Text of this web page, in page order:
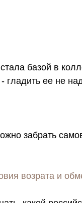
базой в
гладить ее не
забрать
возрата и